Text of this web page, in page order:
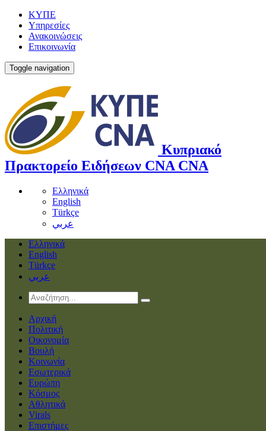
ΚΥΠΕ
Υπηρεσίες
Ανακοινώσεις
Επικοινωνία
Toggle navigation
Κυπριακό
Πρακτορείο Ειδήσεων CNA CNA
Ελληνικά
English
Türkçe
عربي
Ελληνικά
English
Türkçe
عربي
Αρχική
Πολιτική
Οικονομία
Βουλή
Κοινωνία
Εσωτερικά
Ευρώπη
Κόσμος
Αθλητικά
Virals
Επιστήμες